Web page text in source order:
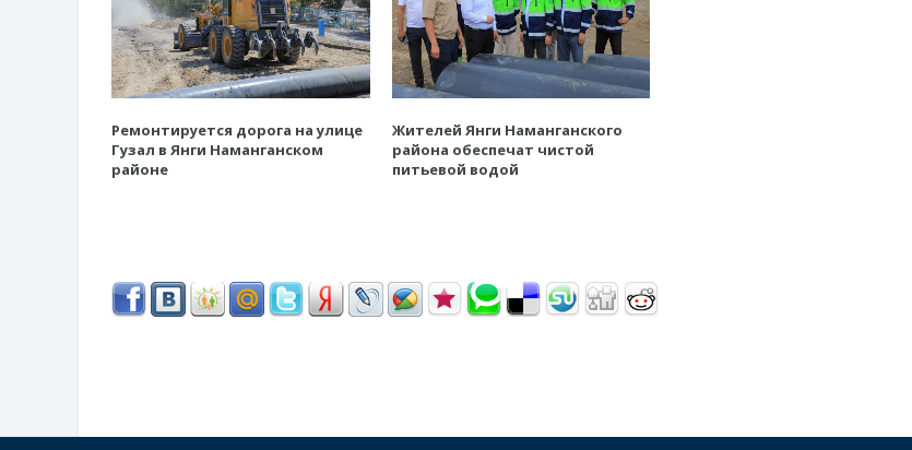
Ремонтируется дорога на улице
Гузал в Янги Наманганском
районе
Жителей Янги Наманганского
района обеспечат чистой
питьевой водой